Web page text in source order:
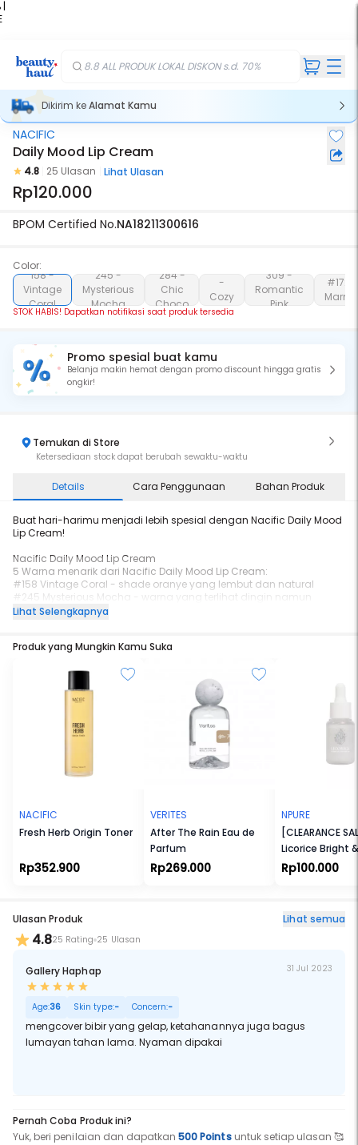
|
8.8 ALL PRODUK LOKAL DISKON s.d. 70%
Dikirim keAlamat Kamu
Stok Habis
NACIFIC
Daily Mood Lip Cream
4.8 25 Ulasan Lihat Ulasan
Rp120.000
BPOM Certified No.NA18211300616
Color:
158 -
Vintage
Coral
245 -
Mysterious
Mocha
284 -
Chic
Choco
-
Cozy
Rosy
309 -
Romantic
Pink
#172
STOK HABIS! Dapatkan notifikasi saat produk tersedia
Promo spesial buat kamu
Belanja makin hemat dengan promo discount hingga gratis
ongkir!
Temukan di Store
Ketersediaan stock dapat berubah sewaktu-waktu
Details Cara Penggunaan Bahan Produk
Buat hari-harimu menjadi lebih spesial dengan Nacific Daily Mood
Lip Cream!
Nacific Daily Mood Lip Cream
5 Warna menarik dari Nacific Daily Mood Lip Cream:
#158 Vintage Coral - shade oranye yang lembut dan natural
#245 Mysterious Mocha - warna yang terlihat dingin namun
hangat di waktu bersamaan.
akrabmu dengan baik.
kecantikanmu di hari yang spesial
Mengandung Vitamin E & Argan Oil
Bersertifikasi Halal
Lihat Selengkapnya
Produk yang Mungkin Kamu Suka
NACIFIC
Fresh Herb Origin Toner
Rp352.900
VERITES
After The Rain Eau de
Parfum
Rp269.000
NPURE
[CLEARANCE
Licorice Bright
Potion Of Light
Rp100.000
Ulasan Produk Lihat semua
4.825 Rating 25 Ulasan
Gallery Haphap 31 Jul 2023
Age:36 Skin type:- Concern:-
mengcover bibir yang gelap, ketahanannya juga bagus
lumayan tahan lama. Nyaman dipakai
Pernah Coba Produk ini?
Yuk, beri penilaian dan dapatkan500 Pointsuntuk setiap ulasan 🥰